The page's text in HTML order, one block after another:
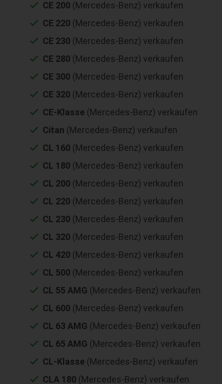
CE 200 (Mercedes-Benz) verkaufen
CE 220 (Mercedes-Benz) verkaufen
CE 230 (Mercedes-Benz) verkaufen
CE 280 (Mercedes-Benz) verkaufen
CE 300 (Mercedes-Benz) verkaufen
CE 320 (Mercedes-Benz) verkaufen
CE-Klasse (Mercedes-Benz) verkaufen
Citan (Mercedes-Benz) verkaufen
CL 160 (Mercedes-Benz) verkaufen
CL 180 (Mercedes-Benz) verkaufen
CL 200 (Mercedes-Benz) verkaufen
CL 220 (Mercedes-Benz) verkaufen
CL 230 (Mercedes-Benz) verkaufen
CL 320 (Mercedes-Benz) verkaufen
CL 420 (Mercedes-Benz) verkaufen
CL 500 (Mercedes-Benz) verkaufen
CL 55 AMG (Mercedes-Benz) verkaufen
CL 600 (Mercedes-Benz) verkaufen
CL 63 AMG (Mercedes-Benz) verkaufen
CL 65 AMG (Mercedes-Benz) verkaufen
CL-Klasse (Mercedes-Benz) verkaufen
CLA 180 (Mercedes-Benz) verkaufen